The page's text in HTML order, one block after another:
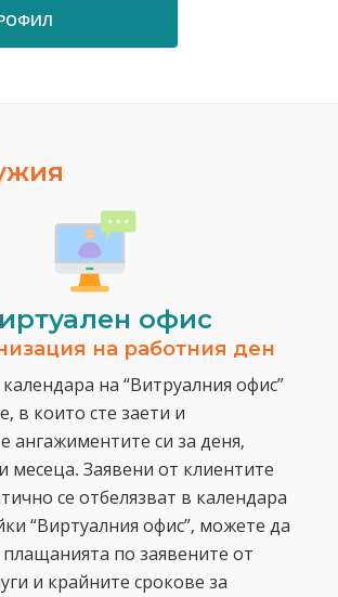
офис
на работния ден
на “Витруалния офис”
в които сте заети и
ангажиментите си за деня,
месеца. Заявени от клиентите
се отбелязват в календара
“Виртуалния офис”, можете да
по заявените от
и крайните срокове за